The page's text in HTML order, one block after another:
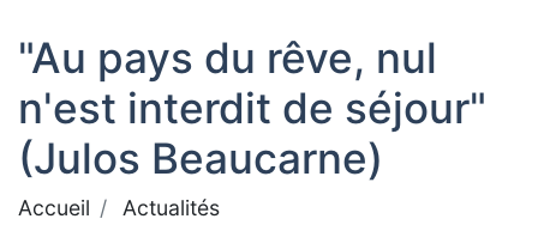
"Au pays du rêve, nul
n'est interdit de séjour"
(Julos Beaucarne)
Accueil
Actualités